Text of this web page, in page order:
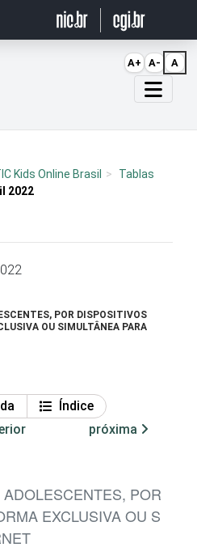
Kids Online Brasil
Tablas
2022
POR DISPOSITIVOS
OU SIMULTÂNEA PARA
Índice
próxima
POR
EXCLUSIVA OU
A+ A- A